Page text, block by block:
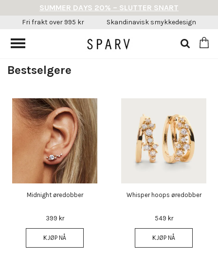
Bestselgere
Midnight øredobber
399 kr
KJØP NÅ
Whisper hoops øredobber
549 kr
KJØP NÅ
SUMMER DAYS 20% – SLUTTER SNART
Fri frakt over 995 kr Skandinavisk smykkedesign